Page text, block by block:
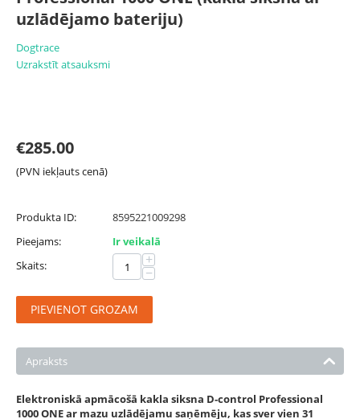
uzlādējamo bateriju)
Dogtrace
Uzrakstīt atsauksmi
€285.00
(PVN iekļauts cenā)
Produkta ID:
8595221009298
Pieejams:
Ir veikalā
Skaits:
+
−
PIEVIENOT GROZAM
Apraksts
Elektroniskā apmācošā kakla siksna D-control Professional
1000 ONE ar mazu uzlādējamu saņēmēju, kas sver vien 31